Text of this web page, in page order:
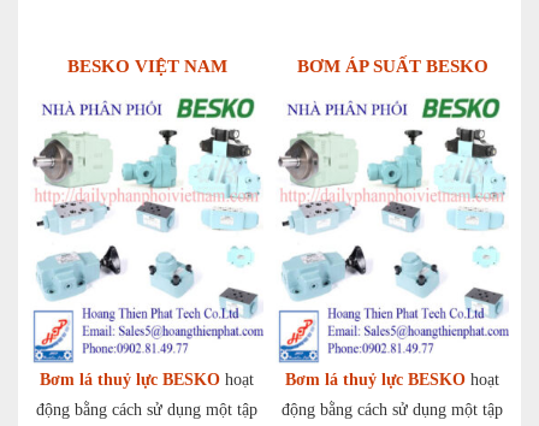
BESKO VIỆT NAM BƠM ÁP SUẤT BESKO
Bơm lá thuỷ lực BESKO hoạt
động bằng cách sử dụng một tập
Bơm lá thuỷ lực BESKO hoạt
động bằng cách sử dụng một tập